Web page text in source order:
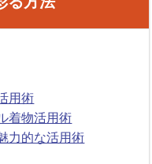
用術
着物活用術
力的な活用術